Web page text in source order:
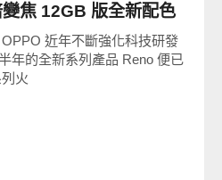
焦 12GB 版全新配色
近年不斷強化科技研發
年的全新系列產品 Reno 便已
火